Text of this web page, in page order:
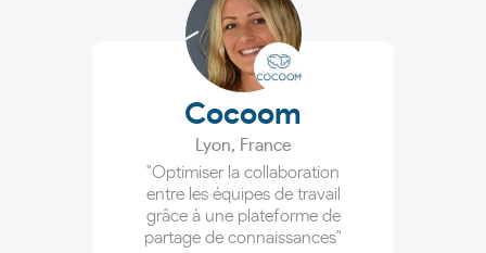
Cocoom
Lyon, France
"Optimiser la collaboration
entre les équipes de travail
grâce à une plateforme de
partage de connaissances"